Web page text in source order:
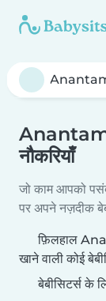
नौकरियाँ
जो काम आपको
पर अपने नज़दीक
फ़िलहाल
खाने वाली कोई
बेबीसिटर्स के